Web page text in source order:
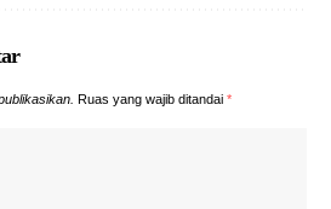
Ruas yang wajib ditandai *